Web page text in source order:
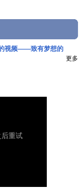
视频——致有梦想的
更多